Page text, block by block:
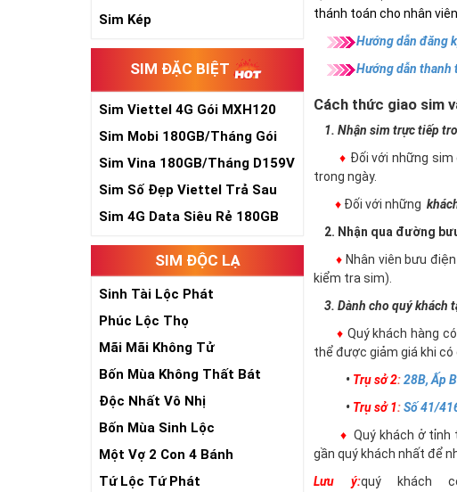
Sim Kép
SIM ĐẶC BIỆT
Sim Viettel 4G Gói MXH120
Siêu Rẻ
Sim Mobi 180GB/Tháng Gói
TK159
Sim Vina 180GB/Tháng D159V
Sim Số Đẹp Viettel Trả Sau
Sim 4G Data Siêu Rẻ 180GB
SIM ĐỘC LẠ
Sinh Tài Lộc Phát
Phúc Lộc Thọ
Mãi Mãi Không Tử
Bốn Mùa Không Thất Bát
Độc Nhất Vô Nhị
Bốn Mùa Sinh Lộc
Một Vợ 2 Con 4 Bánh
Tứ Lộc Tứ Phát
thánh toán cho nhân
Hướng dẫn đăng
Hướng dẫn thanh
Cách thức giao sim
1. Nhận sim trực tiếp
♦ Đối với những
trong ngày.
♦ Đối với những
2. Nhận qua đường
♦ Nhân viên bưu
kiểm tra sim).
3. Dành cho quý khách
♦ Quý khách hàng
thể được giảm giá khi
• Trụ sở 2: 28B, Ấp
• Trụ sở 1: Số 41/
♦ Quý khách ở tỉnh
gần quý khách nhất để
Lưu ý:quý khách